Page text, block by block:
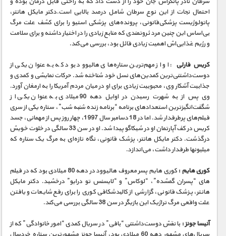
احتمال نجات از این نوع سرطان شامل درصد بالایی است.دکتر مایکل هانتر،
پاتولوژیست پزشکی‌قانونی، پرونده‌های پزشکی استیو را برای کشف علت مرگ
بی‌اساس این چنین مرد ثروتمندی که منابع زیادی را در اختیار داشته و برای سلامت
و رژیم غذایی‌اش اهمیت زیادی قائل بود، بررسی می‌کند.
کریس فارلی : او از مهم‌ترین ستاره‌های هالیوود بود که به عنوان یکی از
دوست‌داشتنی‌ترین کمدین‌های نسل خود شناخته شد. حرکات نمایشی و کمدی و
جذابیت آشکار وی، محبوبیت زیادی برای او در میان مردم آمریکا را به ارمغان آورد.
وی پس از به شهرت رسیدن در اوایل دهه 90 میلادی به عنوان یکی از
شگفت‌انگیزترین استعدادهای برنامه “برنامه زنده شنبه شب”، ستاره یکی از سری
فیلم‌های پرطرفدار شد. اما در 18 دسامبر سال 1997، چهار روز پس از مهمانی، جسد
کریس در کف آپارتمان او در شیکاگو پیدا شد. او در سن 33 سالگی در خلوت خویش
درگذشت. دکتر مایکل هانتر، پزشک قانونی، نگاه تازه‌ای به مرگ یک ستاره که
میلیون‎ها طرفدار داشت، می‌اندازد.
کوری هایم :
کوری هایم پسر معروف هالیوود در دهه 80 میلادی بود که در فیلم
های “پسران گمشده”، “لوکاس” و “لایسنس تو درایو” درخشید. دکتر مایکل
هانتر، پزشک قانونی، گزارشی از کالبدشکافی کوری را برای رفع شایعات و یافتن
علت واقعی مرگ تراژیک این بازیگر در سن 38 سالگی بررسی می‌کند.
آنیسا جونز : با نقش دوست‌داشتنی “بافی” در سریال کمدی “امور خانوادگی” که از